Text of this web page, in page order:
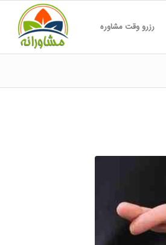
رزرو وقت مشاوره